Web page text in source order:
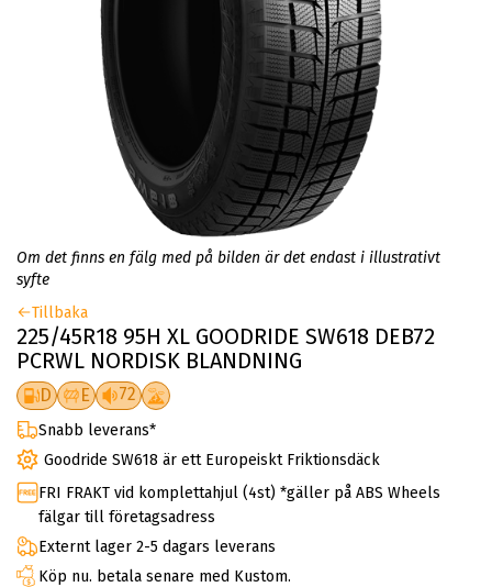
Om det finns en fälg med på bilden är det endast i illustrativt
syfte
Tillbaka
225/45R18 95H XL GOODRIDE SW618 DEB72
PCRWL NORDISK BLANDNING
D E 72
Snabb leverans*
Goodride SW618 är ett Europeiskt Friktionsdäck
FRI FRAKT vid komplettahjul (4st) *gäller på ABS Wheels
fälgar till företagsadress
Externt lager 2-5 dagars leverans
Köp nu. betala senare med Kustom.